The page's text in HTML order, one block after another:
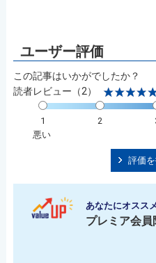
この記事はいかがでしたか？
読者レビュー（2）
1 2
悪い
評価
あなたにオスス
プレミア会